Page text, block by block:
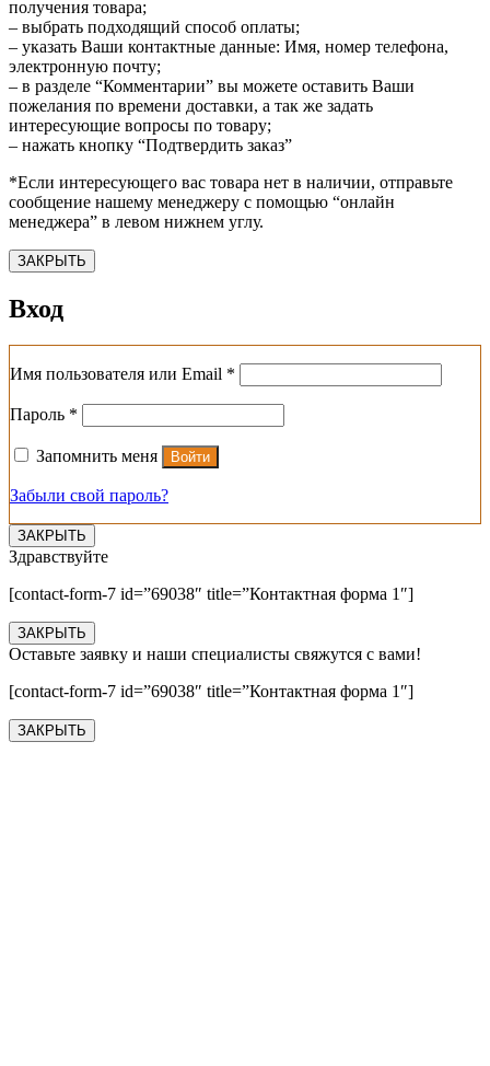
получения товара;
– выбрать подходящий способ оплаты;
– указать Ваши контактные данные: Имя, номер телефона,
электронную почту;
– в разделе “Комментарии” вы можете оставить Ваши
пожелания по времени доставки, а так же задать
интересующие вопросы по товару;
– нажать кнопку “Подтвердить заказ”
*Если интересующего вас товара нет в наличии, отправьте
сообщение нашему менеджеру с помощью “онлайн
менеджера” в левом нижнем углу.
ЗАКРЫТЬ
Вход
Имя пользователя или Email *
Пароль *
Запомнить меня Войти
Забыли свой пароль?
ЗАКРЫТЬ
Здравствуйте
[contact-form-7 id=”69038″ title=”Контактная форма 1″]
ЗАКРЫТЬ
Оставьте заявку и наши специалисты свяжутся с вами!
[contact-form-7 id=”69038″ title=”Контактная форма 1″]
ЗАКРЫТЬ